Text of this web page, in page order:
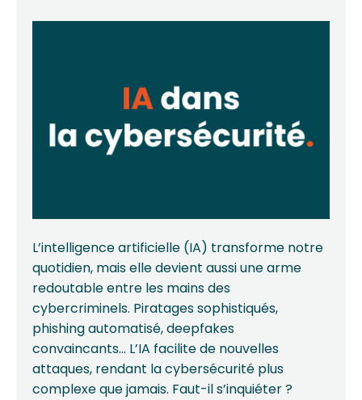
L’intelligence artificielle (IA) transforme notre
quotidien, mais elle devient aussi une arme
redoutable entre les mains des
cybercriminels. Piratages sophistiqués,
phishing automatisé, deepfakes
convaincants… L’IA facilite de nouvelles
attaques, rendant la cybersécurité plus
complexe que jamais. Faut-il s’inquiéter ?